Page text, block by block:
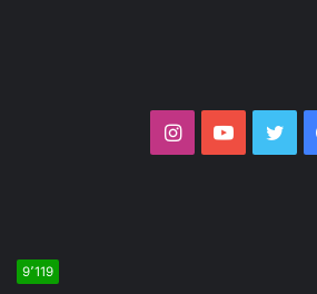
فيسبوك تويتر يوتيوب
9٬119